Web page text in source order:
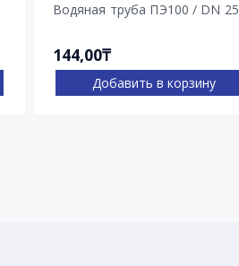
Водяная труба ПЭ100 / DN 25
144,00₸
Добавить в корзину